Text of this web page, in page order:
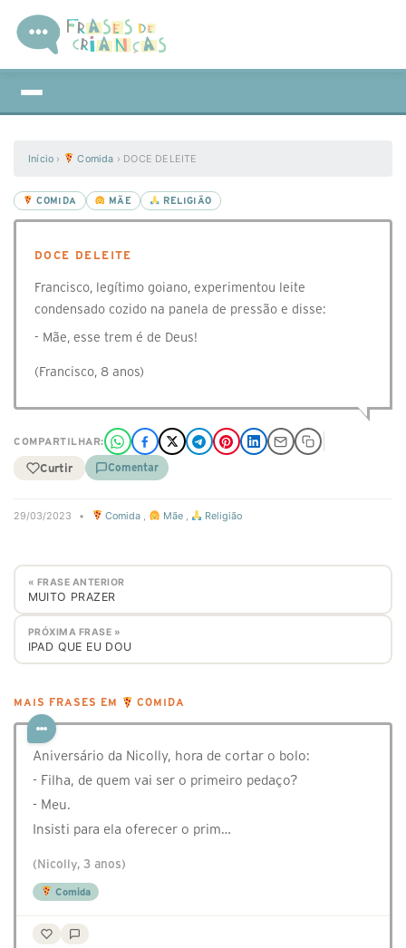
Início › Comida › DOCE DELEITE
COMIDA MÃE RELIGIÃO
DOCE DELEITE
Francisco, legítimo goiano, experimentou leite
condensado cozido na panela de pressão e disse:
- Mãe, esse trem é de Deus!
(Francisco, 8 anos)
COMPARTILHAR:
Curtir Comentar
29/03/2023 • Comida , Mãe, Religião
« FRASE ANTERIOR
MUITO PRAZER
PRÓXIMA FRASE »
IPAD QUE EU DOU
MAIS FRASES EM COMIDA
Aniversário da Nicolly, hora de cortar o bolo:
- Filha, de quem vai ser o primeiro pedaço?
- Meu.
Insisti para ela oferecer o prim…
(Nicolly, 3 anos)
Comida